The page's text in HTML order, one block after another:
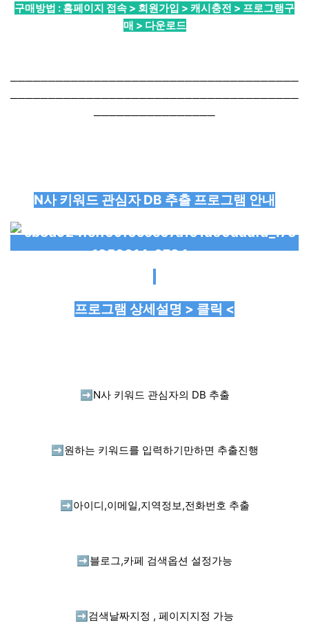
구매방법 : 홈페이지 접속 > 회원가입 > 캐시충전 > 프로그램구
매 > 다운로드
──────────────────────────────────────
──────────────────────────────────────
────────────────
N사 키워드 관심자 DB 추출 프로그램 안내
프로그램 상세설명 > 클릭 <
➡️ N사 키워드 관심자의 DB 추출
➡️ 원하는 키워드를 입력하기만하면 추출진행
➡️ 아이디,이메일,지역정보,전화번호 추출
➡️ 블로그,카페 검색옵션 설정가능
➡️ 검색날짜지정 , 페이지지정 가능